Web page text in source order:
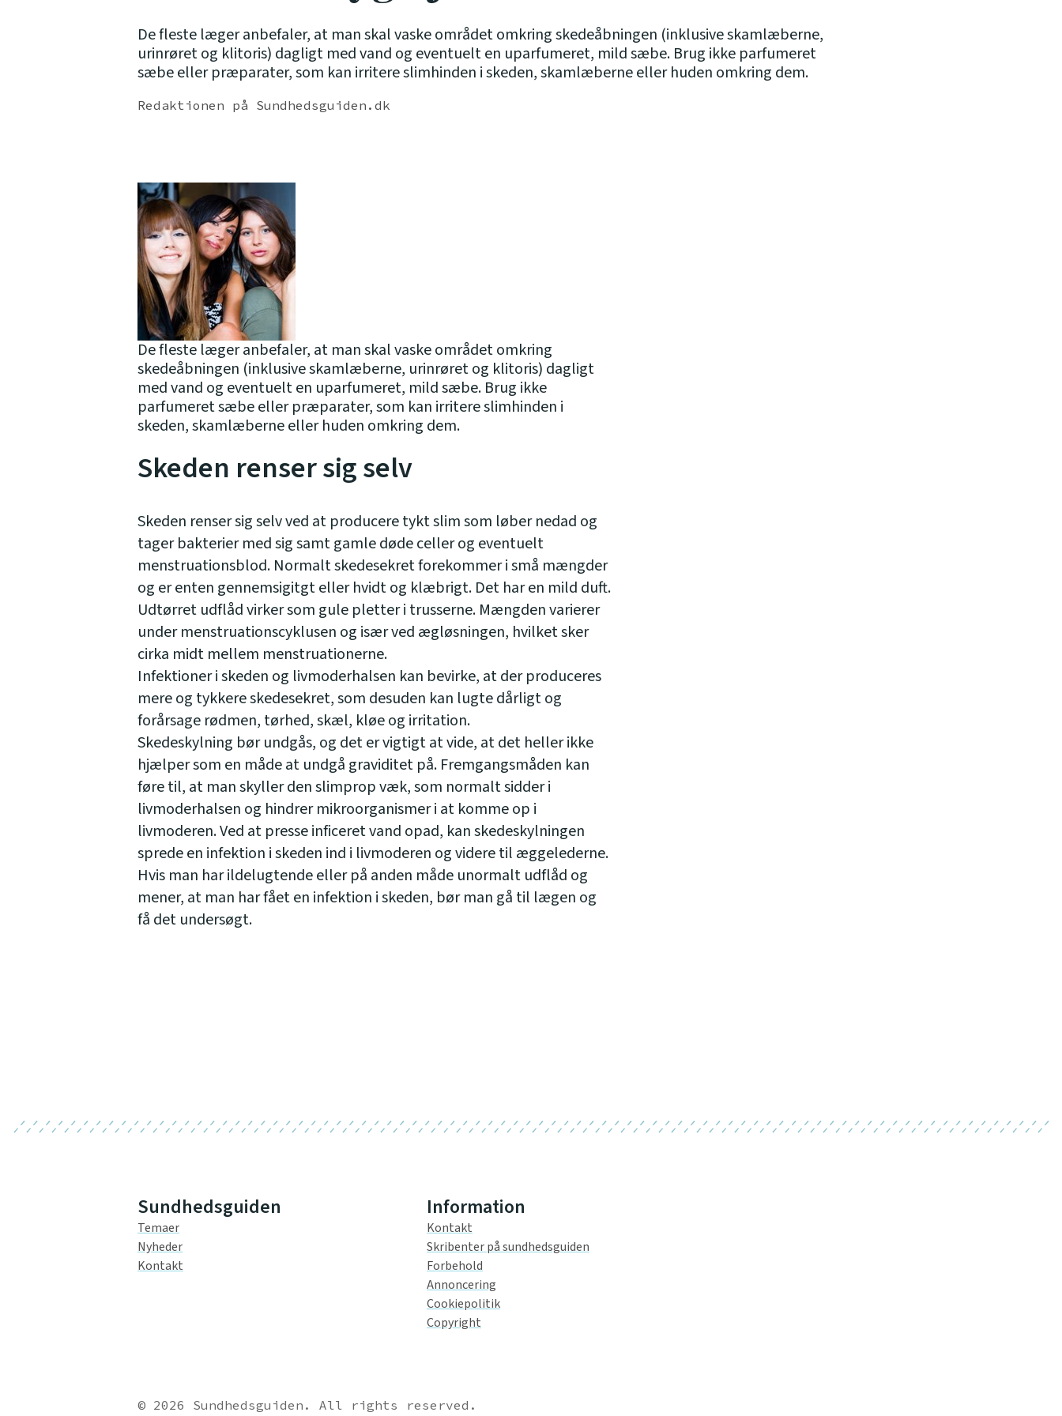
De fleste læger anbefaler, at man skal vaske området omkring skedeåbningen (inklusive skamlæberne,
urinrøret og klitoris) dagligt med vand og eventuelt en uparfumeret, mild sæbe. Brug ikke parfumeret
sæbe eller præparater, som kan irritere slimhinden i skeden, skamlæberne eller huden omkring dem.
Redaktionen på Sundhedsguiden.dk
De fleste læger anbefaler, at man skal vaske området omkring
skedeåbningen (inklusive skamlæberne, urinrøret og klitoris) dagligt
med vand og eventuelt en uparfumeret, mild sæbe. Brug ikke
parfumeret sæbe eller præparater, som kan irritere slimhinden i
skeden, skamlæberne eller huden omkring dem.
Skeden renser sig selv
Skeden renser sig selv ved at producere tykt slim som løber nedad og
tager bakterier med sig samt gamle døde celler og eventuelt
menstruationsblod. Normalt skedesekret forekommer i små mængder
og er enten gennemsigitgt eller hvidt og klæbrigt. Det har en mild duft.
Udtørret udflåd virker som gule pletter i trusserne. Mængden varierer
under menstruationscyklusen og især ved ægløsningen, hvilket sker
cirka midt mellem menstruationerne.
Infektioner i skeden og livmoderhalsen kan bevirke, at der produceres
mere og tykkere skedesekret, som desuden kan lugte dårligt og
forårsage rødmen, tørhed, skæl, kløe og irritation.
Skedeskylning bør undgås, og det er vigtigt at vide, at det heller ikke
hjælper som en måde at undgå graviditet på. Fremgangsmåden kan
føre til, at man skyller den slimprop væk, som normalt sidder i
livmoderhalsen og hindrer mikroorganismer i at komme op i
livmoderen. Ved at presse inficeret vand opad, kan skedeskylningen
sprede en infektion i skeden ind i livmoderen og videre til æggelederne.
Hvis man har ildelugtende eller på anden måde unormalt udflåd og
mener, at man har fået en infektion i skeden, bør man gå til lægen og
få det undersøgt.
Sundhedsguiden
Temaer
Nyheder
Kontakt
Information
Kontakt
Skribenter på sundhedsguiden
Forbehold
Annoncering
Cookiepolitik
Copyright
© 2026 Sundhedsguiden. All rights reserved.